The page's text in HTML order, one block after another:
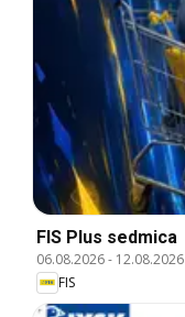
FIS Plus sedmica
06.08.2026- 12.08.2026
FIS